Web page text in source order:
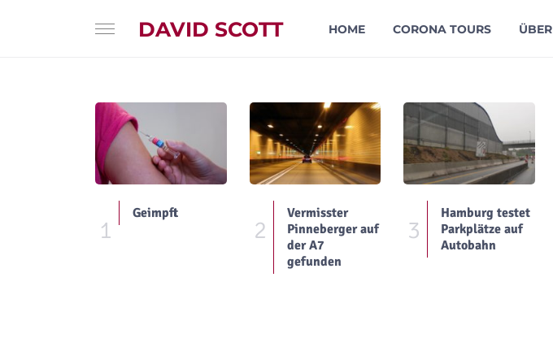
DAVID SCOTT HOME CORONA TOURS ÜBER
1
Geimpft
2
Vermisster
Pinneberger auf
der A7
gefunden
3
Hamburg testet
Parkplätze auf
Autobahn